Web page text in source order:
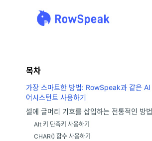
목차
가장 스마트한 방법: RowSpeak과 같은 AI
어시스턴트 사용하기
셀에 글머리 기호를 삽입하는 전통적인 방법
Alt 키 단축키 사용하기
CHAR() 함수 사용하기